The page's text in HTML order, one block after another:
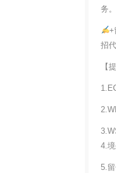
务。
+
招
【
4.
5.